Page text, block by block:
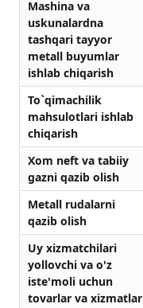
Mashina va
uskunalardna
tashqari tayyor
metall buyumlar
ishlab chiqarish
To`qimachilik
mahsulotlari ishlab
chiqarish
Xom neft va tabiiy
gazni qazib olish
Metall rudalarni
qazib olish
Uy xizmаtchilаri
yollovchi vа o'z
iste'moli uchun
tovаrlаr vа xizmаtlаr